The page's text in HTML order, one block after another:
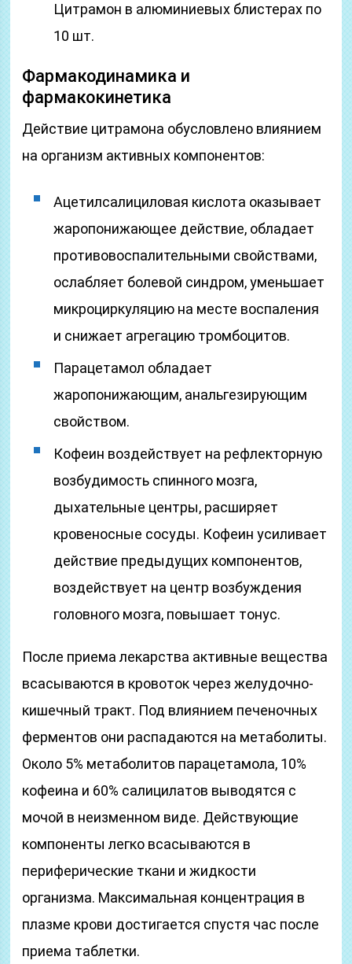
Цитрамон в алюминиевых блистерах по
10 шт.
Фармакодинамика и
фармакокинетика
Действие цитрамона обусловлено влиянием
на организм активных компонентов:
Ацетилсалициловая кислота оказывает
жаропонижающее действие, обладает
противовоспалительными свойствами,
ослабляет болевой синдром, уменьшает
микроциркуляцию на месте воспаления
и снижает агрегацию тромбоцитов.
Парацетамол обладает
жаропонижающим, анальгезирующим
свойством.
Кофеин воздействует на рефлекторную
возбудимость спинного мозга,
дыхательные центры, расширяет
кровеносные сосуды. Кофеин усиливает
действие предыдущих компонентов,
воздействует на центр возбуждения
головного мозга, повышает тонус.
После приема лекарства активные вещества
всасываются в кровоток через желудочно-
кишечный тракт. Под влиянием печеночных
ферментов они распадаются на метаболиты.
Около 5% метаболитов парацетамола, 10%
кофеина и 60% салицилатов выводятся с
мочой в неизменном виде. Действующие
компоненты легко всасываются в
периферические ткани и жидкости
организма. Максимальная концентрация в
плазме крови достигается спустя час после
приема таблетки.